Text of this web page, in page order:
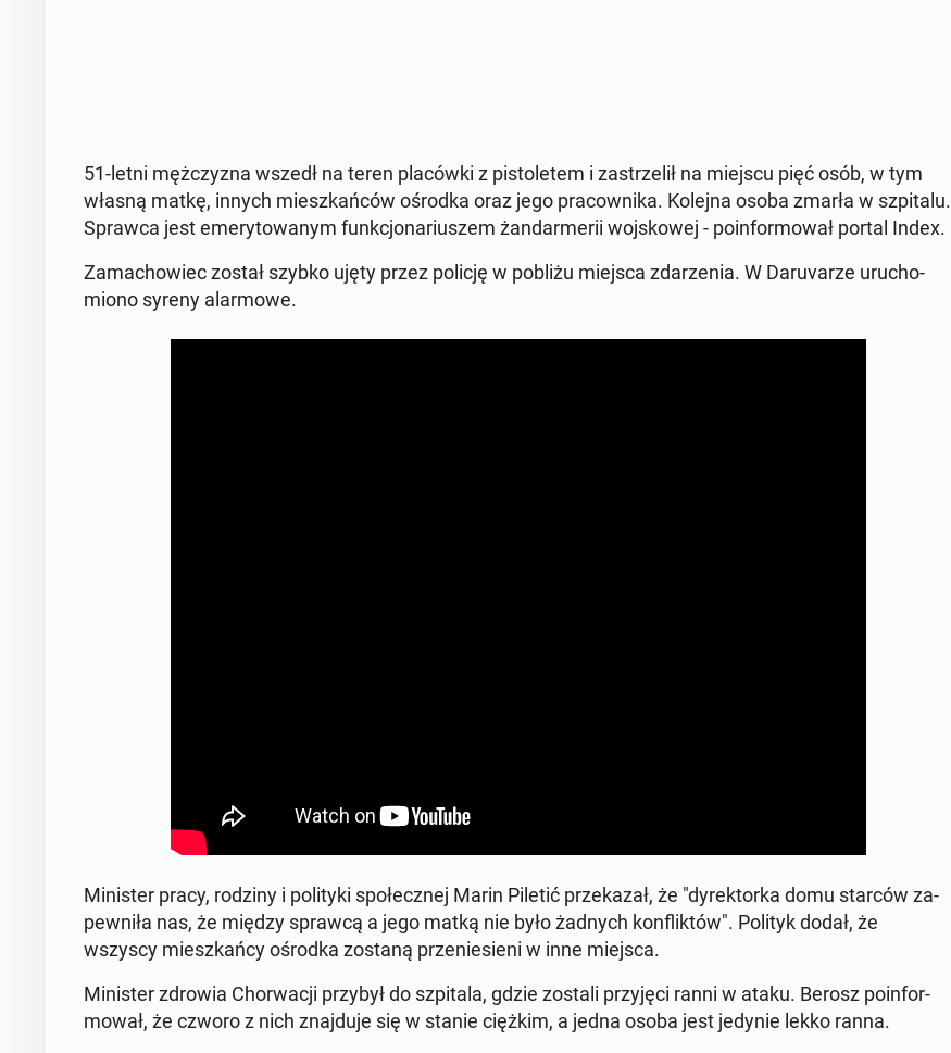
51-letni męż­czy­zna wszedł na teren pla­ców­ki z pi­sto­le­tem i za­strze­lił na miejscu pięć osób, w tym
własną matkę, innych miesz­kań­ców ośrodka oraz jego pra­cow­ni­ka. Kolejna osoba zmarła w szpi­ta­lu.
Sprawca jest eme­ry­to­wa­nym funk­cjo­na­riu­szem żan­dar­me­rii woj­sko­wej - po­in­for­mo­wał portal Index.
Za­ma­cho­wiec został szybko ujęty przez policję w pobliżu miejsca zda­rze­nia. W Da­ru­va­rze uru­cho­
mio­no syreny alar­mo­we.
Mi­ni­ster pracy, rodziny i po­li­ty­ki spo­łecz­nej Marin Piletić prze­ka­zał, że "dy­rek­tor­ka domu starców za­
pew­ni­ła nas, że między sprawcą a jego matką nie było żadnych kon­flik­tów". Polityk dodał, że
wszyscy miesz­kań­cy ośrodka zostaną prze­nie­sie­ni w inne miejsca.
Mi­ni­ster zdrowia Chor­wa­cji przybył do szpi­ta­la, gdzie zostali przy­ję­ci ranni w ataku. Berosz po­in­for­
mo­wał, że czworo z nich znaj­du­je się w stanie ciężkim, a jedna osoba jest jedynie lekko ranna.